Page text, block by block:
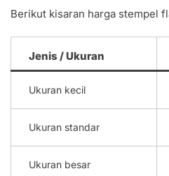
Berikut kisaran harga stempel
Jenis / Ukuran
Ukuran kecil
Ukuran standar
Ukuran besar